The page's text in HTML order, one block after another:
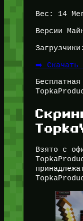
Вес: 14
Версии
➡️ Скачать
Взято с